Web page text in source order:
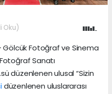
Oku)
Gölcük Fotoğraf ve Sinema
Sanatı
düzenlenen ulusal “Sizin
düzenlenen uluslararası